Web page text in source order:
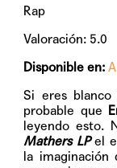
Rap
Valoración: 5.0
Disponible en:
Si eres
probable que
leyendo esto.
Mathers LPel
la imaginación